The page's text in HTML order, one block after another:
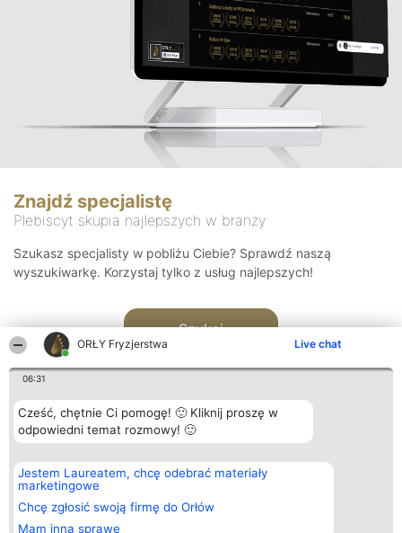
ORŁY Fryzjerstwa Live chat
06:31
Cześć, chętnie Ci pomogę! 🙂 Kliknij proszę w
odpowiedni temat rozmowy! 🙂
Jestem Laureatem, chcę odebrać materiały
marketingowe
Chcę zgłosić swoją firmę do Orłów
Mam inną sprawę
Znajdź specjalistę
Plebiscyt skupia najlepszych w branży
Szukasz specjalisty w pobliżu Ciebie? Sprawdź naszą
wyszukiwarkę. Korzystaj tylko z usług najlepszych!
Szukaj
Organizator plebiscytu
Bright Side Solutions sp. z o.
o. sp. k.
ul. Ruska 22
Wrocław 50-079
KRS 0000749100 | Regon
Plebiscyt
Laureaci
wszystkich
Laureatów
Kontakt
Kontakt